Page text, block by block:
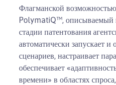
Флагманской возможностью
PolymatiQ™, описываемый
стадии патентования
автоматически запускает и
сценариев, настраивает
обеспечивает
времени» в областях